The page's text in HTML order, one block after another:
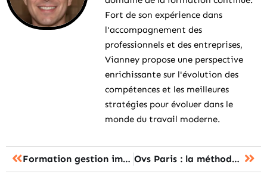
Fort de son expérience dans
l'accompagnement des
professionnels et des entreprises,
Vianney propose une perspective
enrichissante sur l'évolution des
compétences et les meilleures
stratégies pour évoluer dans le
monde du travail moderne.
Formation gestion immobiliere : la solution à choisir selon votre projet ? Ovs Paris : la méthode simple pour réussir les premières sorties amicales